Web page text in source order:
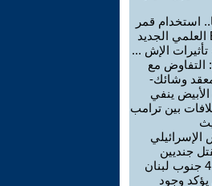
استخدام قمر
Bion-M العلمي الجديد
الإش ...
التفاوض مع
وشائك-
الأبيض ينفي
بين ترامب
الإسرائيلي
جنديين
وجود